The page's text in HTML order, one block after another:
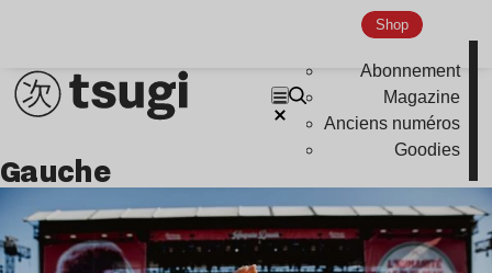
Shop
Abonnement
Magazine
Anciens numéros
Goodies
gauche